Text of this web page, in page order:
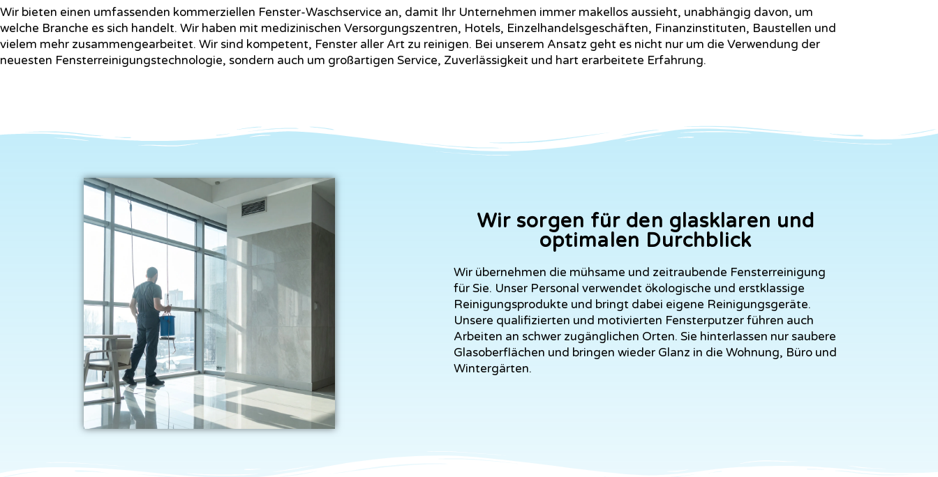
Wir bieten einen umfassenden kommerziellen Fenster-Waschservice an, damit Ihr Unternehmen immer makellos aussieht, unabhängig davon, um
welche Branche es sich handelt. Wir haben mit medizinischen Versorgungszentren, Hotels, Einzelhandelsgeschäften, Finanzinstituten, Baustellen und
vielem mehr zusammengearbeitet. Wir sind kompetent, Fenster aller Art zu reinigen. Bei unserem Ansatz geht es nicht nur um die Verwendung der
neuesten Fensterreinigungstechnologie, sondern auch um großartigen Service, Zuverlässigkeit und hart erarbeitete Erfahrung.
Wir sorgen für den glasklaren und
optimalen Durchblick
Wir übernehmen die mühsame und zeitraubende Fensterreinigung
für Sie. Unser Personal verwendet ökologische und erstklassige
Reinigungsprodukte und bringt dabei eigene Reinigungsgeräte.
Unsere qualifizierten und motivierten Fensterputzer führen auch
Arbeiten an schwer zugänglichen Orten. Sie hinterlassen nur saubere
Glasoberflächen und bringen wieder Glanz in die Wohnung, Büro und
Wintergärten.